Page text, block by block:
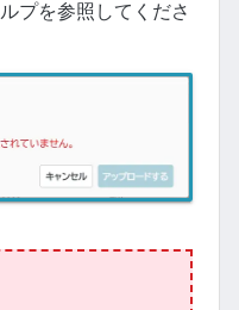
プを参照してくださ